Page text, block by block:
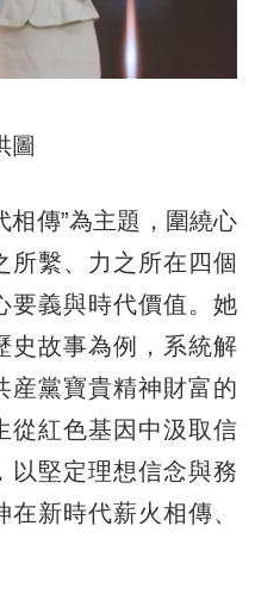
圖
傳”為主題，圍繞心
所繫、力之所在四個
要義與時代價值。她
史故事為例，系統解
産黨寶貴精神財富的
從紅色基因中汲取信
以堅定理想信念與務
新時代薪火相傳、